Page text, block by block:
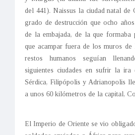
del 441). Naissus la ciudad natal de
grado de destrucción que ocho
de la embajada, de la que formaba
que acampar fuera de los muros de
restos humanos seguían
siguientes ciudades en sufrir la
Sérdica, Filipópolis y Adrianopolis
a unos 60 kilómetros de la capital,
El Imperio de Oriente se vio